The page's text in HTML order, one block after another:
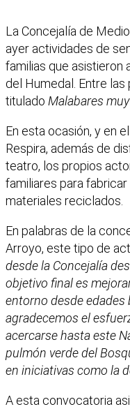
La Concejalía de
ayer actividades de
familias que asistieron
del Humedal. Entre
titulado Malabares
En esta ocasión, y en
Respira, además de
teatro, los propios
familiares para
materiales reciclados.
En palabras de la
Arroyo, este tipo de
desde la Concejalía
objetivo final es
entorno desde edades
agradecemos el
acercarse hasta este
pulmón verde del
en iniciativas como la
A esta convocatoria